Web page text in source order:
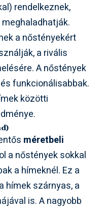
rendelkeznek,
a nőstényekért
a rivális
A nőstények
funkcionálisabbak.
közötti
méretbeli
a nőstények sokkal
a hímeknél. Ez a
hímek szárnyas, a
is. A nagyobb